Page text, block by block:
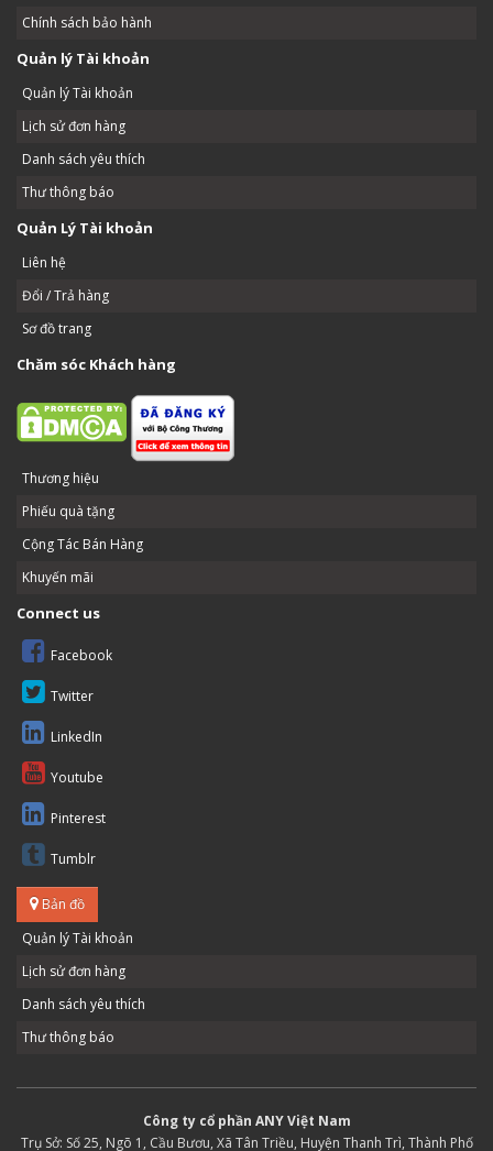
Chính sách bảo hành
Quản lý Tài khoản
Quản lý Tài khoản
Lịch sử đơn hàng
Danh sách yêu thích
Thư thông báo
Quản Lý Tài khoản
Liên hệ
Đổi / Trả hàng
Sơ đồ trang
Chăm sóc Khách hàng
Thương hiệu
Phiếu quà tặng
Cộng Tác Bán Hàng
Khuyến mãi
Connect us
Facebook
Twitter
LinkedIn
Youtube
Pinterest
Tumblr
Bản đồ
Quản lý Tài khoản
Lịch sử đơn hàng
Danh sách yêu thích
Thư thông báo
Công ty cổ phần ANY Việt Nam
Trụ Sở: Số 25, Ngõ 1, Cầu Bươu, Xã Tân Triều, Huyện Thanh Trì, Thành Phố